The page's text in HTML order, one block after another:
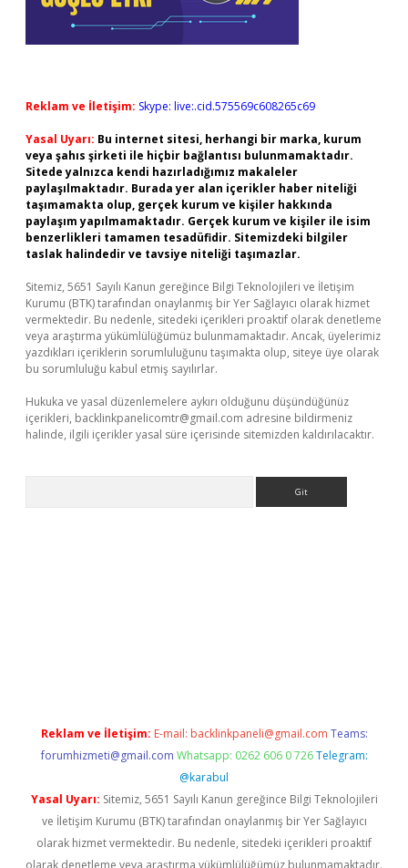
Reklam ve İletişim: Skype: live:.cid.575569c608265c69
Yasal Uyarı: Bu internet sitesi, herhangi bir marka, kurum
veya şahıs şirketi ile hiçbir bağlantısı bulunmamaktadır.
Sitede yalnızca kendi hazırladığımız makaleler
paylaşılmaktadır. Burada yer alan içerikler haber niteliği
taşımamakta olup, gerçek kurum ve kişiler hakkında
paylaşım yapılmamaktadır. Gerçek kurum ve kişiler ile isim
benzerlikleri tamamen tesadüfidir. Sitemizdeki bilgiler
taslak halindedir ve tavsiye niteliği taşımazlar.
Sitemiz, 5651 Sayılı Kanun gereğince Bilgi Teknolojileri ve İletişim
Kurumu (BTK) tarafından onaylanmış bir Yer Sağlayıcı olarak hizmet
vermektedir. Bu nedenle, sitedeki içerikleri proaktif olarak denetleme
veya araştırma yükümlülüğümüz bulunmamaktadır. Ancak, üyelerimiz
yazdıkları içeriklerin sorumluluğunu taşımakta olup, siteye üye olarak
bu sorumluluğu kabul etmiş sayılırlar.
Hukuka ve yasal düzenlemelere aykırı olduğunu düşündüğünüz
içerikleri, backlinkpanelicomtr@gmail.com adresine bildirmeniz
halinde, ilgili içerikler yasal süre içerisinde sitemizden kaldırılacaktır.
Reklam ve İletişim: E-mail: backlinkpaneli@gmail.com Teams:
forumhizmeti@gmail.com Whatsapp: 0262 606 0 726 Telegram:
@karabul
Yasal Uyarı: Sitemiz, 5651 Sayılı Kanun gereğince Bilgi Teknolojileri
ve İletişim Kurumu (BTK) tarafından onaylanmış bir Yer Sağlayıcı
olarak hizmet vermektedir. Bu nedenle, sitedeki içerikleri proaktif
olarak denetleme veya araştırma yükümlülüğümüz bulunmamaktadır.